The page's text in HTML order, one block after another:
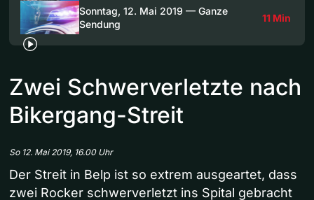
Sonntag, 12. Mai 2019 — Ganze
Sendung
11 Min
Zwei Schwerverletzte nach
Bikergang-Streit
So 12. Mai 2019, 16.00 Uhr
Der Streit in Belp ist so extrem ausgeartet, dass
zwei Rocker schwerverletzt ins Spital gebracht